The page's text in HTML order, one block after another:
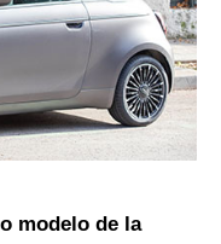
modelo de la